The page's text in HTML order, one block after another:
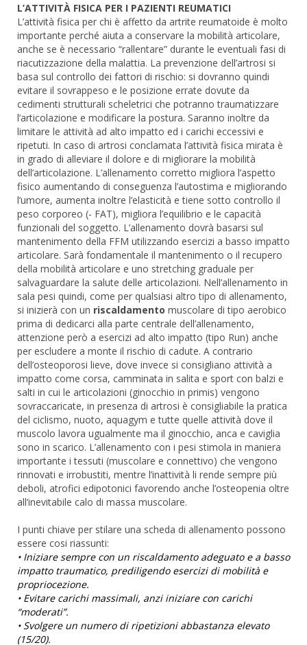
L’ATTIVITÀ FISICA PER I PAZIENTI REUMATICI
L’attività fisica per chi è affetto da artrite reumatoide è molto
importante perché aiuta a conservare la mobilità articolare,
anche se è necessario “rallentare” durante le eventuali fasi di
riacutizzazione della malattia. La prevenzione dell’artrosi si
basa sul controllo dei fattori di rischio: si dovranno quindi
evitare il sovrappeso e le posizione errate dovute da
cedimenti strutturali scheletrici che potranno traumatizzare
l’articolazione e modificare la postura. Saranno inoltre da
limitare le attività ad alto impatto ed i carichi eccessivi e
ripetuti. In caso di artrosi conclamata l’attività fisica mirata è
in grado di alleviare il dolore e di migliorare la mobilità
dell’articolazione. L’allenamento corretto migliora l’aspetto
fisico aumentando di conseguenza l’autostima e migliorando
l’umore, aumenta inoltre l’elasticità e tiene sotto controllo il
peso corporeo (- FAT), migliora l’equilibrio e le capacità
funzionali del soggetto. L’allenamento dovrà basarsi sul
mantenimento della FFM utilizzando esercizi a basso impatto
articolare. Sarà fondamentale il mantenimento o il recupero
della mobilità articolare e uno stretching graduale per
salvaguardare la salute delle articolazioni. Nell’allenamento in
sala pesi quindi, come per qualsiasi altro tipo di allenamento,
si inizierà con un riscaldamento muscolare di tipo aerobico
prima di dedicarci alla parte centrale dell’allenamento,
attenzione però a esercizi ad alto impatto (tipo Run) anche
per escludere a monte il rischio di cadute. A contrario
dell’osteoporosi lieve, dove invece si consigliano attività a
impatto come corsa, camminata in salita e sport con balzi e
salti in cui le articolazioni (ginocchio in primis) vengono
sovraccaricate, in presenza di artrosi è consigliabile la pratica
del ciclismo, nuoto, aquagym e tutte quelle attività dove il
muscolo lavora ugualmente ma il ginocchio, anca e caviglia
sono in scarico. L’allenamento con i pesi stimola in maniera
importante i tessuti (muscolare e connettivo) che vengono
rinnovati e irrobustiti, mentre l’inattività li rende sempre più
deboli, atrofici edipotonici favorendo anche l’osteopenia oltre
all’inevitabile calo di massa muscolare.
I punti chiave per stilare una scheda di allenamento possono
essere cosi riassunti:
• Iniziare sempre con un riscaldamento adeguato e a basso
impatto traumatico, prediligendo esercizi di mobilità e
propriocezione.
• Evitare carichi massimali, anzi iniziare con carichi
“moderati”.
• Svolgere un numero di ripetizioni abbastanza elevato
(15/20).